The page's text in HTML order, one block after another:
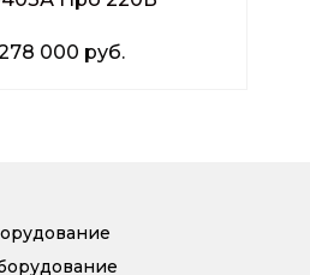
000 руб.